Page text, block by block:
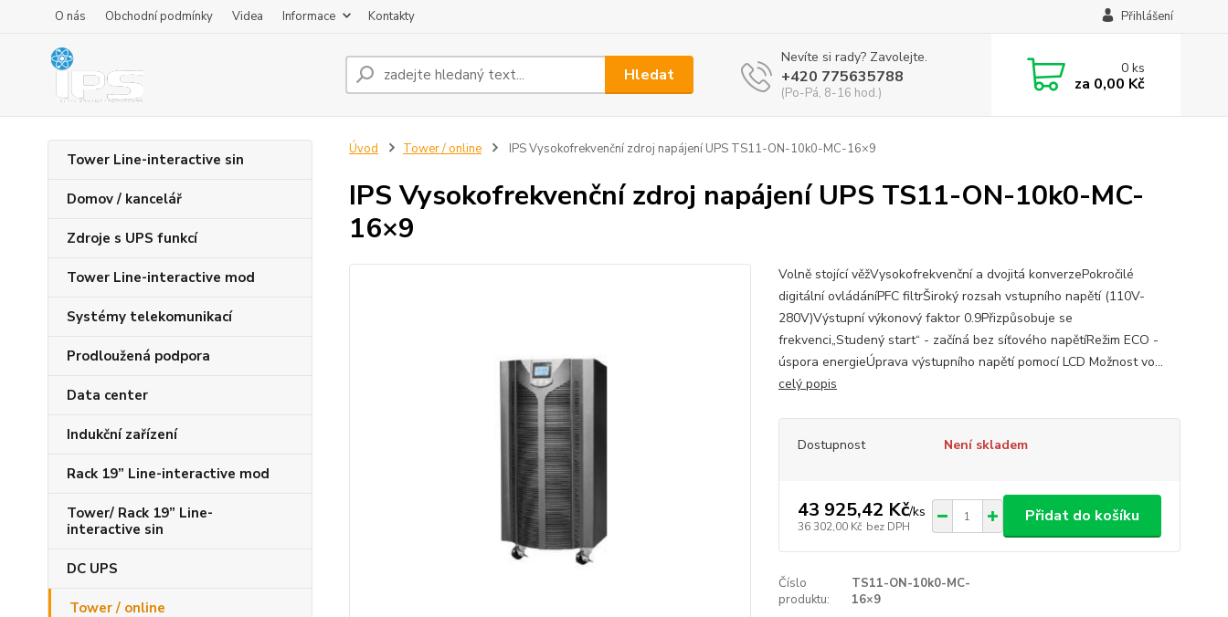
O nás Obchodní podmínky Videa Informace Kontakty Přihlášení
Hledat
Nevíte si rady? Zavolejte.
+420 775635788
(Po-Pá, 8-16 hod.)
0ks
za 0,00 Kč
Tower Line-interactive sin
Domov / kancelář
Zdroje s UPS funkcí
Tower Line-interactive mod
Systémy telekomunikací
Prodloužená podpora
Data center
Indukční zařízení
Rack 19” Line-interactive mod
Tower/ Rack 19” Line-
interactive sin
DC UPS
Tower / online
Úvod Tower / online IPS Vysokofrekvenční zdroj napájení UPS TS11-ON-10k0-MC-16×9
IPS Vysokofrekvenční zdroj napájení UPS TS11-ON-10k0-MC-
16×9
Volně stojící věžVysokofrekvenční a dvojitá konverzePokročilé
digitální ovládáníPFC filtrŠiroký rozsah vstupního napětí (110V-
280V)Výstupní výkonový faktor 0.9Přizpůsobuje se
frekvenci„Studený start“ - začíná bez síťového napětíRežim ECO -
úspora energieÚprava výstupního napětí pomocí LCD Možnost vo...
celý popis
Dostupnost Není skladem
43 925,42 Kč/ks
36 302,00 Kč bez DPH
Přidat do košíku
Číslo
produktu:
TS11-ON-10k0-MC-
16×9